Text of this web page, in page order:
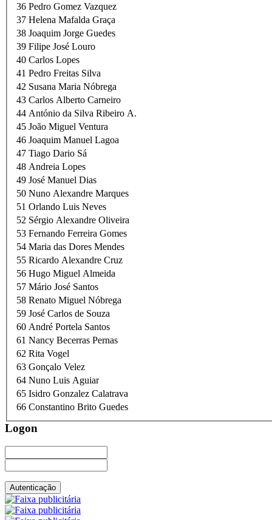
36 Pedro Gomez Vazquez
37 Helena Mafalda Graça
38 Joaquim Jorge Guedes
39 Filipe José Louro
40 Carlos Lopes
41 Pedro Freitas Silva
42 Susana Maria Nóbrega
43 Carlos Alberto Carneiro
44 António da Silva Ribeiro A.
45 João Miguel Ventura
46 Joaquim Manuel Lagoa
47 Tiago Dario Sá
48 Andreia Lopes
49 José Manuel Dias
50 Nuno Alexandre Marques
51 Orlando Luis Neves
52 Sérgio Alexandre Oliveira
53 Fernando Ferreira Gomes
54 Maria das Dores Mendes
55 Ricardo Alexandre Cruz
56 Hugo Miguel Almeida
57 Mário José Santos
58 Renato Miguel Nóbrega
59 José Carlos de Souza
60 André Portela Santos
61 Nancy Becerras Pernas
62 Rita Vogel
63 Gonçalo Velez
64 Nuno Luis Aguiar
65 Isidro Gonzalez Calatrava
66 Constantino Brito Guedes
Logon